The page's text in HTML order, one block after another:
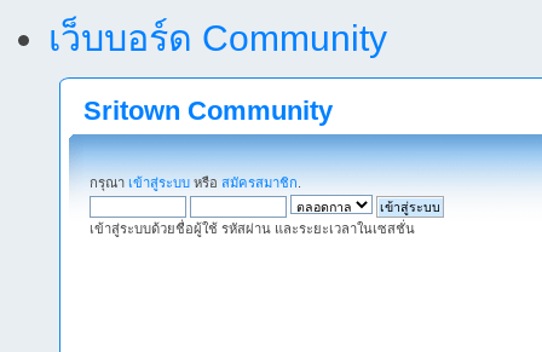
เว็บบอร์ด Community
Sritown Community
กรุณา เข้าสู่ระบบ หรือ สมัครสมาชิก
เข้าสู่ระบบด้วยชื่อผู้ใช้ รหัสผ่าน และระยะเวลาในเซสชั่น